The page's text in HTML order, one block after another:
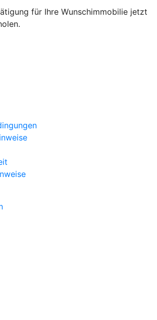
für Ihre Wunschimmobilie jetzt